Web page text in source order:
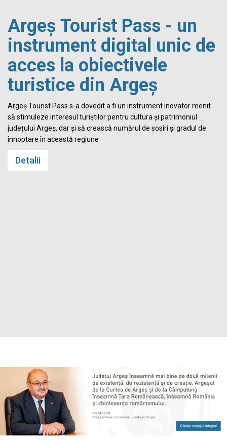
Argeș Tourist Pass - un
instrument digital unic de
acces la obiectivele
turistice din Argeș
Argeș Tourist Pass s-a dovedit a fi un instrument inovator menit
să stimuleze interesul turiștilor pentru cultura și patrimoniul
județului Argeș, dar și să crească numărul de sosiri și gradul de
înnoptare în această regiune
Detalii